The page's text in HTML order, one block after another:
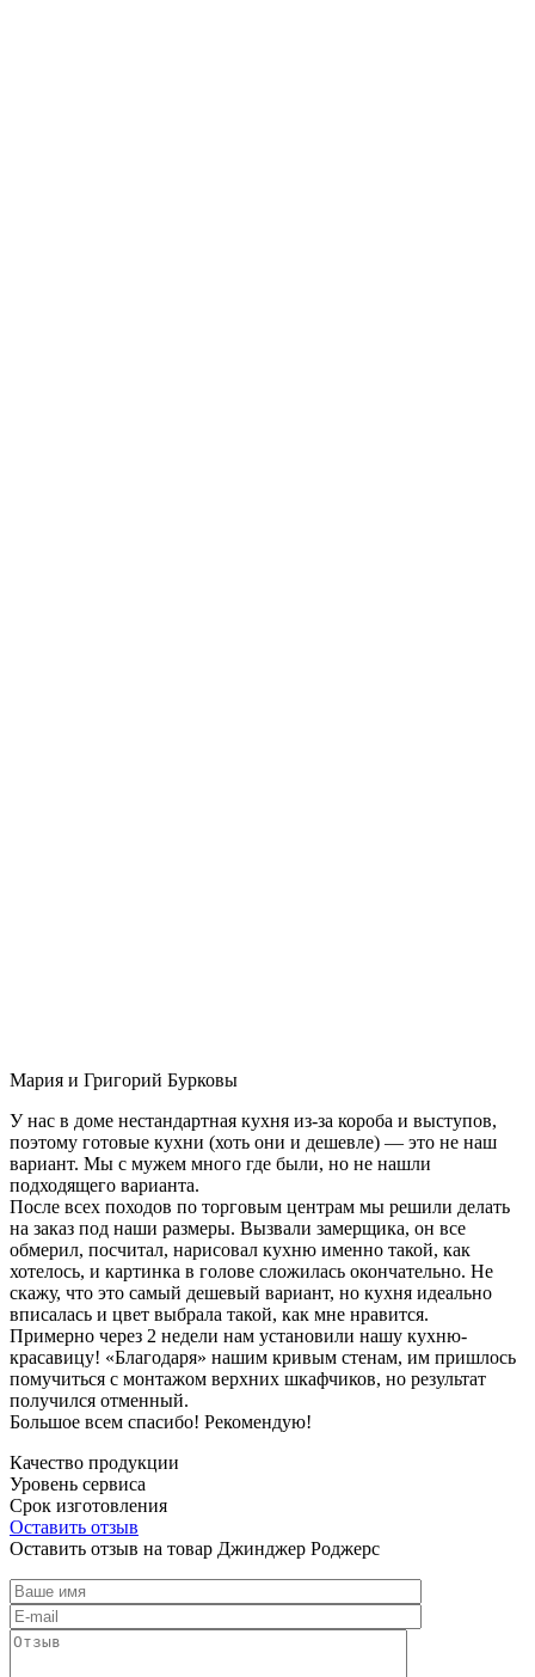
Мария и Григорий Бурковы
У нас в доме нестандартная кухня из-за короба и выступов,
поэтому готовые кухни (хоть они и дешевле) — это не наш
вариант. Мы с мужем много где были, но не нашли
подходящего варианта.
После всех походов по торговым центрам мы решили делать
на заказ под наши размеры. Вызвали замерщика, он все
обмерил, посчитал, нарисовал кухню именно такой, как
хотелось, и картинка в голове сложилась окончательно. Не
скажу, что это самый дешевый вариант, но кухня идеально
вписалась и цвет выбрала такой, как мне нравится.
Примерно через 2 недели нам установили нашу кухню-
красавицу! «Благодаря» нашим кривым стенам, им пришлось
помучиться с монтажом верхних шкафчиков, но результат
получился отменный.
Большое всем спасибо! Рекомендую!
Качество продукции
Уровень сервиса
Срок изготовления
Оставить отзыв
Оставить отзыв на товар Джинджер Роджерс